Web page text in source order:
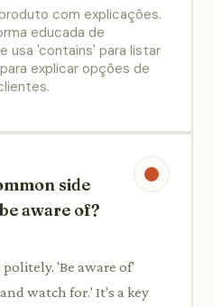
com explicações.
educada de
usa 'contains' para listar
explicar opções de
side
aware of?
'Be aware of'
watch for.' It's a key